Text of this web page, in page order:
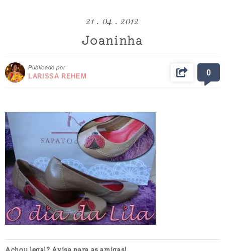
21 . 04 . 2012
Joaninha
Publicado por
LARISSA REHEM 0